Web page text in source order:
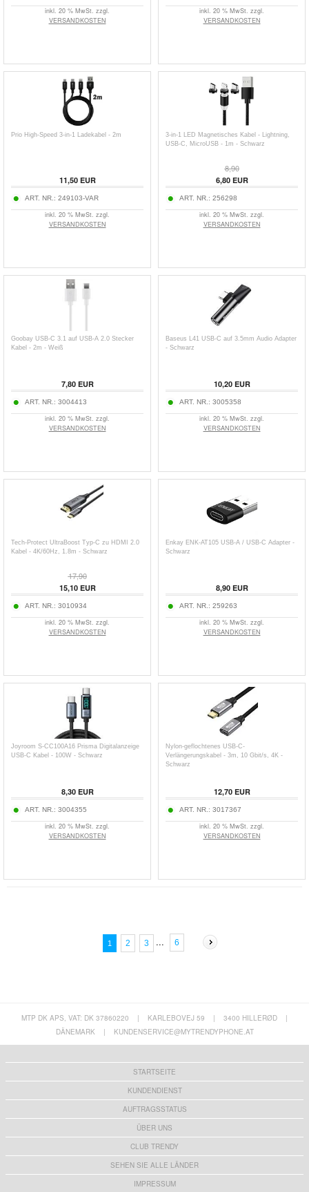
inkl. 20 % MwSt. zzgl.
VERSANDKOSTEN
inkl. 20 % MwSt. zzgl.
VERSANDKOSTEN
Prio High-Speed 3-in-1 Ladekabel - 2m
11,50EUR
ART. NR.: 249103-VAR
inkl. 20 % MwSt. zzgl.
VERSANDKOSTEN
3-in-1 LED Magnetisches Kabel - Lightning,
USB-C, MicroUSB - 1m - Schwarz
8,90
6,80EUR
ART. NR.: 256298
inkl. 20 % MwSt. zzgl.
VERSANDKOSTEN
Goobay USB-C 3.1 auf USB-A 2.0 Stecker
Kabel - 2m - Weiß
7,80EUR
ART. NR.: 3004413
inkl. 20 % MwSt. zzgl.
VERSANDKOSTEN
Baseus L41 USB-C auf 3.5mm Audio Adapter
- Schwarz
10,20EUR
ART. NR.: 3005358
inkl. 20 % MwSt. zzgl.
VERSANDKOSTEN
Tech-Protect UltraBoost Typ-C zu HDMI 2.0
Kabel - 4K/60Hz, 1.8m - Schwarz
17,90
15,10EUR
ART. NR.: 3010934
inkl. 20 % MwSt. zzgl.
VERSANDKOSTEN
Enkay ENK-AT105 USB-A / USB-C Adapter -
Schwarz
8,90EUR
ART. NR.: 259263
inkl. 20 % MwSt. zzgl.
VERSANDKOSTEN
Joyroom S-CC100A16 Prisma Digitalanzeige
USB-C Kabel - 100W - Schwarz
8,30EUR
ART. NR.: 3004355
inkl. 20 % MwSt. zzgl.
VERSANDKOSTEN
Nylon-geflochtenes USB-C-
Verlängerungskabel - 3m, 10 Gbit/s, 4K -
Schwarz
12,70EUR
ART. NR.: 3017367
inkl. 20 % MwSt. zzgl.
VERSANDKOSTEN
1 2 3 ... 6
MTP DK APS, VAT: DK 37860220 | KARLEBOVEJ 59 | 3400 HILLERØD
|
DÄNEMARK
| KUNDENSERVICE@MYTRENDYPHONE.AT
STARTSEITE
KUNDENDIENST
AUFTRAGSSTATUS
ÜBER UNS
CLUB TRENDY
SEHEN SIE ALLE LÄNDER
IMPRESSUM